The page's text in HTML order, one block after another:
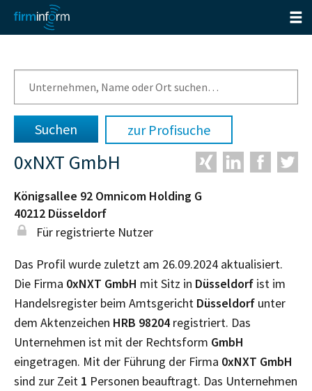
zur Profisuche
0xNXT GmbH
Königsallee 92 Omnicom Holding G
40212 Düsseldorf
Für registrierte Nutzer
Das Profil wurde zuletzt am 26.09.2024 aktualisiert.
Die Firma 0xNXT GmbH mit Sitz in Düsseldorf ist im
Handelsregister beim Amtsgericht Düsseldorf unter
dem Aktenzeichen HRB 98204 registriert. Das
Unternehmen ist mit der Rechtsform GmbH
eingetragen. Mit der Führung der Firma 0xNXT GmbH
sind zur Zeit 1 Personen beauftragt. Das Unternehmen